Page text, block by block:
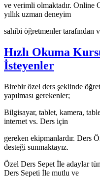
ve verimli olmaktadır. Online
yıllık uzman deneyim
sahibi öğretmenler tarafından
Hızlı Okuma
İsteyenler
Birebir özel ders şeklinde
yapılması gerekenler;
Bilgisayar, tablet, kamera,
internet vs. Ders için
gereken ekipmanlardır. Ders
desteği sunmaktayız.
Özel Ders Sepet İle adaylar
Ders Sepeti İle mutlu ve